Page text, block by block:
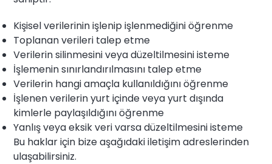
Kişisel verilerinin işlenip işlenmediğini öğrenme
Toplanan verileri talep etme
Verilerin silinmesini veya düzeltilmesini isteme
İşlemenin sınırlandırılmasını talep etme
Verilerin hangi amaçla kullanıldığını öğrenme
İşlenen verilerin yurt içinde veya yurt dışında
kimlerle paylaşıldığını öğrenme
Yanlış veya eksik veri varsa düzeltilmesini isteme
Bu haklar için bize aşağıdaki iletişim adreslerinden
ulaşabilirsiniz.